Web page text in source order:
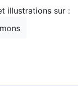
illustrations sur :